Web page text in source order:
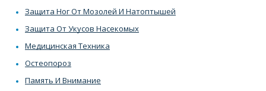
Защита Ног От Мозолей И Натоптышей
Защита От Укусов Насекомых
Медицинская Техника
Остеопороз
Память И Внимание